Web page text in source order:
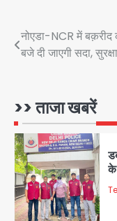
Post
navigation
नोएडा-NCR में
बजे दी जाएगी सदा,
>> ताजा खबरें
1
के